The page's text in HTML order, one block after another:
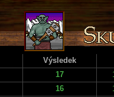
Výsledek
17
16